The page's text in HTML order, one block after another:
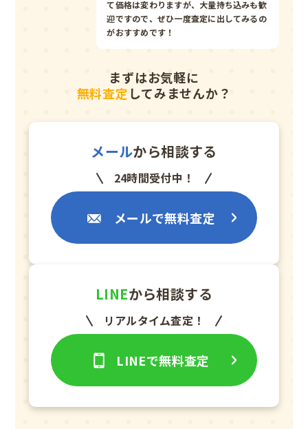
て価格は変わりますが、大量持ち込みも歓
迎ですので、ぜひ一度査定に出してみるの
がおすすめです！
まずはお気軽に
無料査定してみませんか？
メールから相談する
24時間受付中！
メールで無料査定
LINEから相談する
リアルタイム査定！
LINEで無料査定